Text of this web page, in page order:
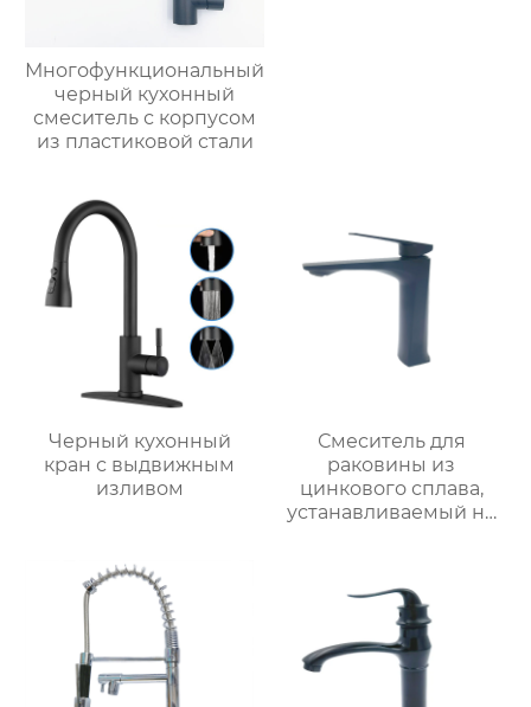
Многофункциональный
черный кухонный
смеситель с корпусом
из пластиковой стали
Черный кухонный
кран с выдвижным
изливом
Смеситель для
раковины из
цинкового сплава,
устанавливаемый на